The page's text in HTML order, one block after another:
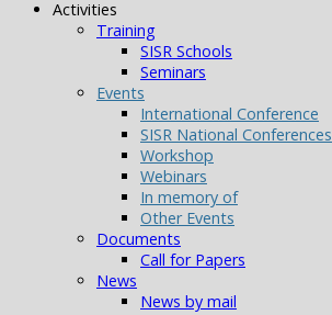
Activities
Training
SISR Schools
Seminars
Events
International Conference
SISR National Conferences
Workshop
Webinars
In memory of
Other Events
Documents
Call for Papers
News
News by mail